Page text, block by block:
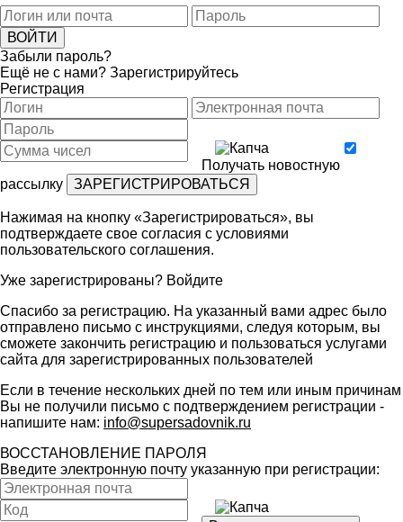
Забыли пароль?
Ещё не с нами? Зарегистрируйтесь
Регистрация
Получать новостную
рассылку
Нажимая на кнопку «Зарегистрироваться», вы
подтверждаете свое согласия с условиями
пользовательского соглашения.
Уже зарегистрированы? Войдите
Спасибо за регистрацию. На указанный вами адрес было
отправлено письмо с инструкциями, следуя которым, вы
сможете закончить регистрацию и пользоваться услугами
сайта для зарегистрированных пользователей
Если в течение нескольких дней по тем или иным причинам
Вы не получили письмо с подтверждением регистрации -
напишите нам: info@supersadovnik.ru
ВОССТАНОВЛЕНИЕ ПАРОЛЯ
Введите электронную почту указанную при регистрации: